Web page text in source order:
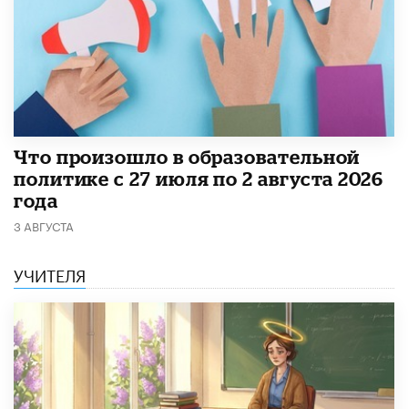
​Что произошло в образовательной
политике с 27 июля по 2 августа 2026
года
3 АВГУСТА
УЧИТЕЛЯ